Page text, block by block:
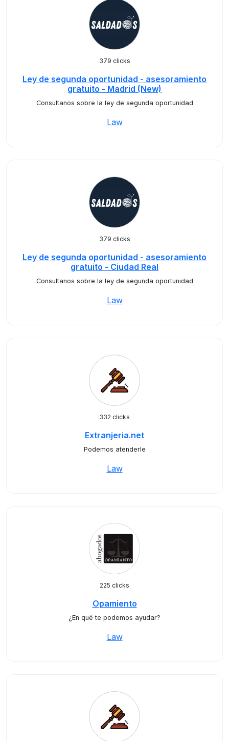
379 clicks
Ley de segunda oportunidad - asesoramiento
gratuito - Madrid (New)
Consultanos sobre la ley de segunda oportunidad
Law
379 clicks
Ley de segunda oportunidad - asesoramiento
gratuito - Ciudad Real
Consultanos sobre la ley de segunda oportunidad
Law
332 clicks
Extranjeria.net
Podemos atenderle
Law
225 clicks
Opamiento
¿En qué te podemos ayudar?
Law